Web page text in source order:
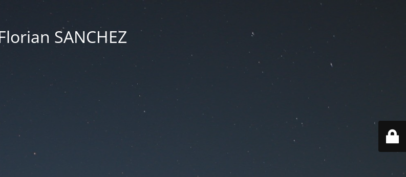
SANCHEZ